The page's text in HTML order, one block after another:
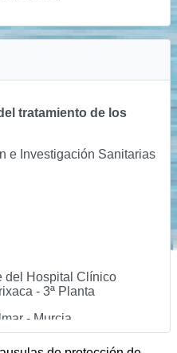
tratamiento de los
e Investigación Sanitarias
del Hospital Clínico
- 3ª Planta
- Murcia